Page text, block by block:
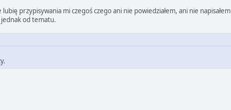
lubię przypisywania mi czegoś czego ani nie powiedziałem, ani nie napisałem
od tematu.